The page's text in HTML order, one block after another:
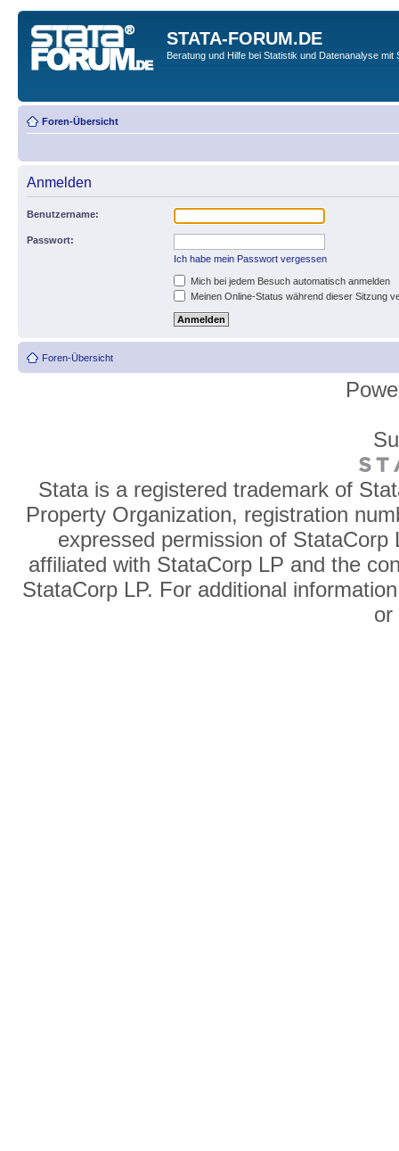
STATA-FORUM.DE
Beratung und Hilfe bei Statistik und Datenanalyse mit
Foren-Übersicht
Anmelden
Benutzername:
Passwort:
Ich habe mein Passwort vergessen
Mich bei jedem Besuch automatisch anmelden
Meinen Online-Status während dieser Sitzung
Foren-Übersicht
Stata is a registered trademark of
Property Organization, registration
expressed permission of
affiliated with StataCorp LP and the
StataCorp LP. For additional
or